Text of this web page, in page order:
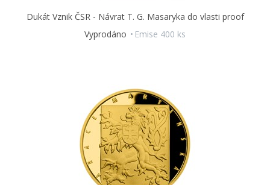
Dukát Vznik ČSR - Návrat T. G. Masaryka do vlasti proof
Vyprodáno
Emise 400 ks